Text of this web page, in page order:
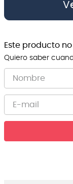
Este producto
Quiero saber